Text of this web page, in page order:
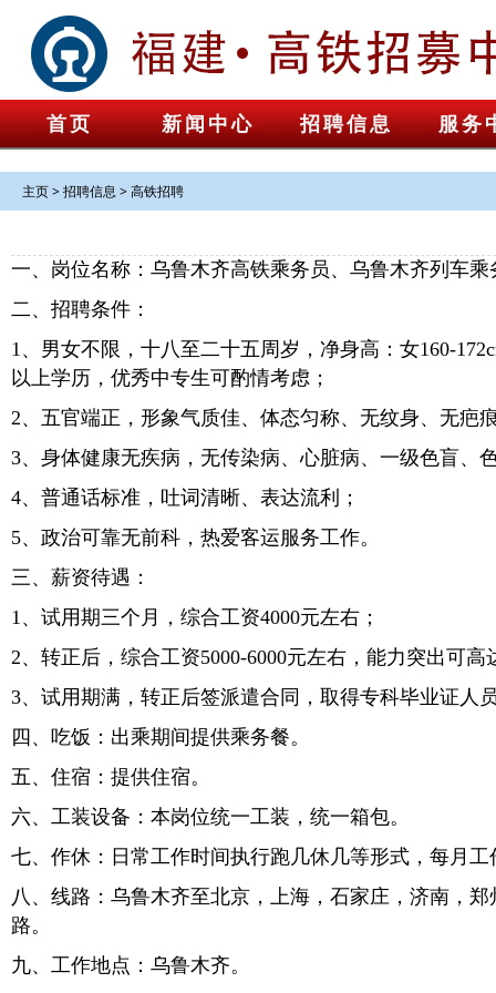
首页 新闻中心 招聘信息 服务
主页>招聘信息 >高铁招聘
一、岗位名称：乌鲁木齐高铁乘务员、乌鲁木齐列车乘
二、招聘条件：
1、男女不限，十八至二十五周岁，净身高：女160-
以上学历，优秀中专生可酌情考虑；
2、五官端正，形象气质佳、体态匀称、无纹身、无疤
3、身体健康无疾病，无传染病、心脏病、一级色盲、
4、普通话标准，吐词清晰、表达流利；
5、政治可靠无前科，热爱客运服务工作。
三、薪资待遇：
1、试用期三个月，综合工资4000元左右；
2、转正后，综合工资5000-6000元左右，能力突出可高
3、试用期满，转正后签派遣合同，取得专科毕业证人
四、吃饭：出乘期间提供乘务餐。
五、住宿：提供住宿。
六、工装设备：本岗位统一工装，统一箱包。
七、作休：日常工作时间执行跑几休几等形式，每月
八、线路：乌鲁木齐至北京，上海，石家庄，济南，
路。
九、工作地点： 乌鲁木齐。